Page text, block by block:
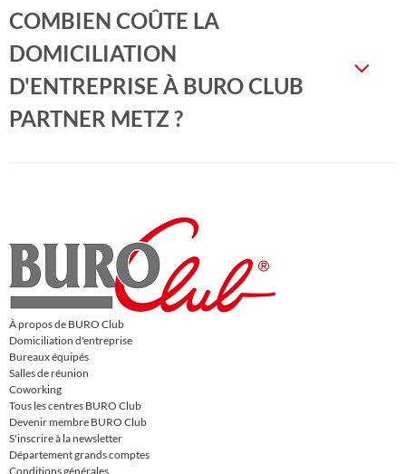
COMBIEN COÛTE LA
DOMICILIATION
D'ENTREPRISE À BURO CLUB
PARTNER METZ ?
À propos de BURO Club
Domiciliation d'entreprise
Bureaux équipés
Salles de réunion
Coworking
Tous les centres BURO Club
Devenir membre BURO Club
S'inscrire à la newsletter
Département grands comptes
Conditions générales